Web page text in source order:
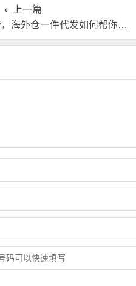
上一篇
一件代发如何帮你搞定物流压力！